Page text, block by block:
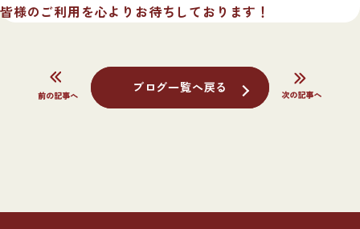
皆様のご利用を心よりお待ちしております！
ブログ一覧へ戻る